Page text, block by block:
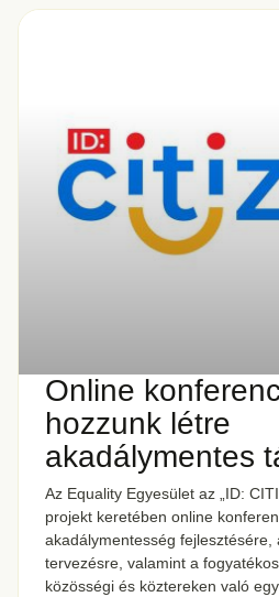
Online
hozzunk létre
akadálymentes
Az Equality Egyesület az „ID:
projekt keretében online
akadálymentesség fejlesztésére,
tervezésre, valamint a
közösségi és köztereken való